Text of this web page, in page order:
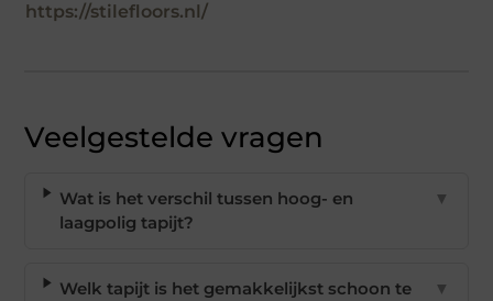
https://stilefloors.nl/
Veelgestelde vragen
Wat is het verschil tussen hoog- en
laagpolig tapijt?
▼
Welk tapijt is het gemakkelijkst schoon te
▼